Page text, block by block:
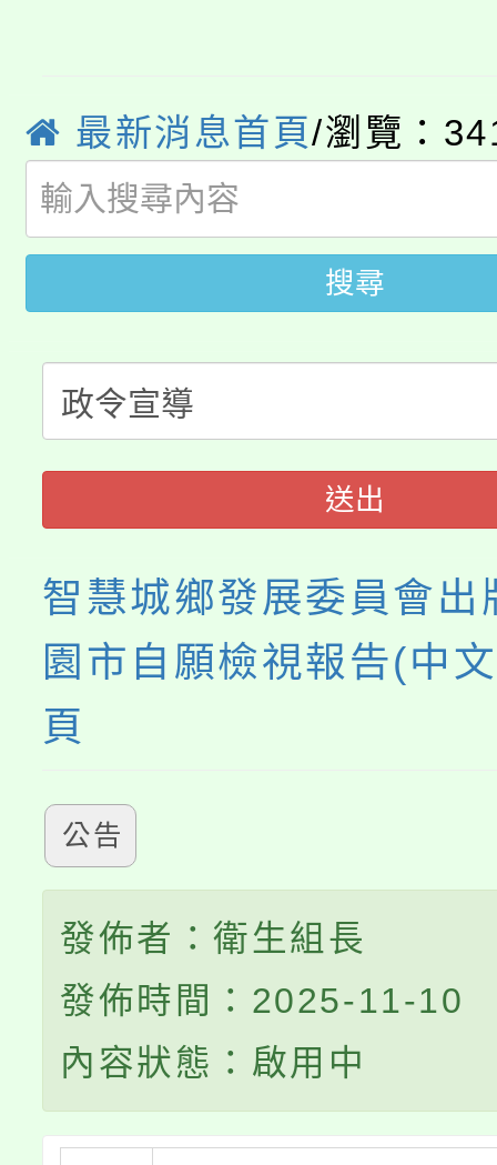
開!
115年桃園市運動會8/
田徑場及游泳池舉行。
桃園市低收入戶享有免
視費優惠，中低收入戶
半價優惠，詳情可洽有
者。
大園自造教育及科技中
份教師增能研習
大溪自造教育及科技中
份教師研習
淨零綠生活教案入校路
會
115年食農教育專業人
程
最新消息首頁/瀏覽：
搜尋
送出
智慧城鄉發展委員會
園市自願檢視報告(中
頁
公告
發佈者：衛生組長
發佈時間：2025-11-10
內容狀態：啟用中